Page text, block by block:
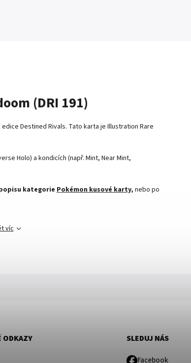
(DRI 191)
Destined Rivals. Tato karta je Illustration Rare
Holo) a kondicích (např. Mint, Near Mint,
kategorie Pokémon kusové karty, nebo po
víc
ODKAZY SLEDUJ NÁS
Facebook